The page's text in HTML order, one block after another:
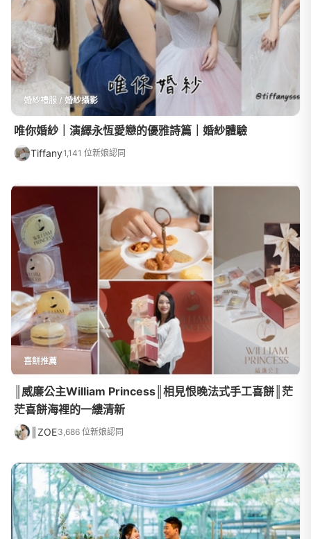
婚紗禮服 / 婚紗攝影
唯你婚紗｜演繹永恆愛戀的優雅詩篇｜婚紗體驗
Tiffany1,141 位新娘認同
喜餅推薦
║威廉公主William Princess║相見恨晚法式手工喜餅║茫
茫喜餅海裡的一縷清新
║ZOE3,686 位新娘認同